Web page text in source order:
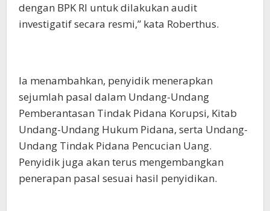
dengan BPK RI untuk dilakukan audit
investigatif secara resmi,” kata Roberthus.
Ia menambahkan, penyidik menerapkan
sejumlah pasal dalam Undang-Undang
Pemberantasan Tindak Pidana Korupsi, Kitab
Undang-Undang Hukum Pidana, serta Undang-
Undang Tindak Pidana Pencucian Uang.
Penyidik juga akan terus mengembangkan
penerapan pasal sesuai hasil penyidikan.